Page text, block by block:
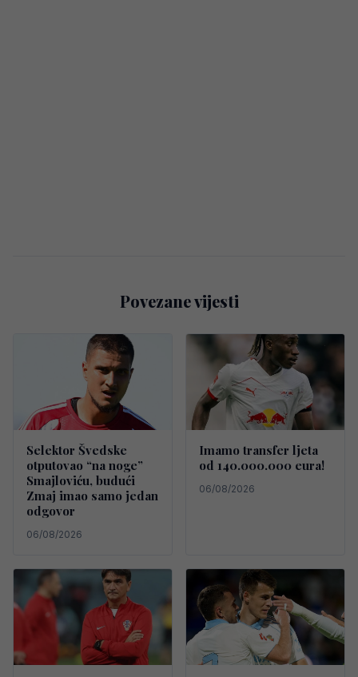
Povezane vijesti
Selektor Švedske
otputovao “na noge”
Smajloviću, budući
Zmaj imao samo jedan
odgovor
06/08/2026
Imamo transfer ljeta
od 140.000.000 eura!
06/08/2026